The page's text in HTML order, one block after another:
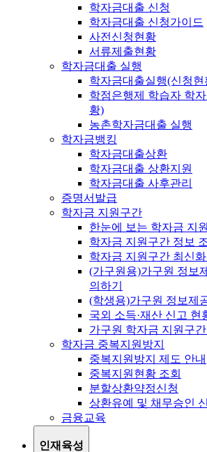
학자금대출 신청
학자금대출 신청가이드
사전신청현황
서류제출현황
학자금대출 실행
학자금대출실행(신청현
학점은행제 학습자 학
황)
농촌학자금대출 실행
학자금뱅킹
학자금대출상환
학자금대출 상환지원
학자금대출 사후관리
증명서발급
학자금 지원구간
한눈에 보는 학자금 지
학자금 지원구간 정보
학자금 지원구간 최신
(가구원용)가구원 정보
의하기
(학생용)가구원 정보제
국외 소득·재산 신고 현
가구원 학자금 지원구
학자금 중복지원방지
중복지원방지 제도 안내
중복지원현황 조회
분할상환약정신청
상환유예 및 채무승인
금융교육
인재육성